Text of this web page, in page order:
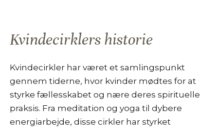
Kvindecirklers historie
Kvindecirkler har været et samlingspunkt
gennem tiderne, hvor kvinder mødtes for at
styrke fællesskabet og nære deres spirituelle
praksis. Fra meditation og yoga til dybere
energiarbejde, disse cirkler har styrket